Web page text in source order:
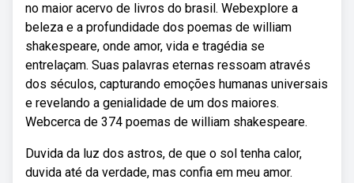
no maior acervo de livros do brasil. Webexplore a
beleza e a profundidade dos poemas de william
shakespeare, onde amor, vida e tragédia se
entrelaçam. Suas palavras eternas ressoam através
dos séculos, capturando emoções humanas universais
e revelando a genialidade de um dos maiores.
Webcerca de 374 poemas de william shakespeare.
Duvida da luz dos astros, de que o sol tenha calor,
duvida até da verdade, mas confia em meu amor.